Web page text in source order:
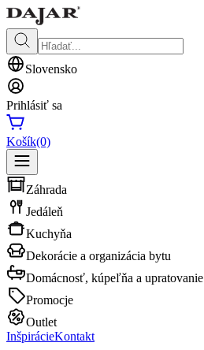
Slovensko
Prihlásiť sa
Košík(0)
Záhrada
Jedáleň
Kuchyňa
Dekorácie a organizácia bytu
Domácnosť, kúpeľňa a upratovanie
Promocje
Outlet
InšpirácieKontakt